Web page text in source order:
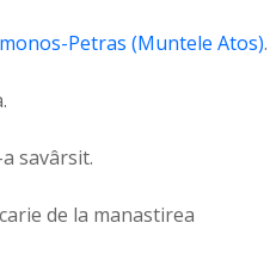
Petras (Muntele Atos).
savârsit.
de la manastirea